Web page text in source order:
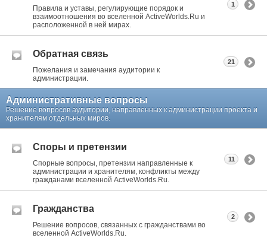
Правила и уставы, регулирующие порядок и
взаимоотношения во вселенной ActiveWorlds.Ru и
расположенной в ней мирах.
1
Обратная связь
Пожелания и замечания аудитории к
администрации.
21
Административные вопросы
Решение вопросов аудитории, направленных к администрации проекта и
хранителям отдельных миров.
Споры и претензии
Спорные вопросы, претензии направленные к
администрации и хранителям, конфликты между
гражданами вселенной ActiveWorlds.Ru.
11
Гражданства
Решение вопросов, связанных с гражданствами во
вселенной ActiveWorlds.Ru.
2